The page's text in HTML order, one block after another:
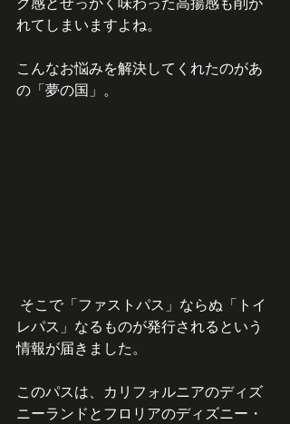
れてしまいますよね。
こんなお悩みを解決してくれたのがあ
の「夢の国」。
レパス」なるものが発行されるという
情報が届きました。
このパスは、カリフォルニアのディズ
ニーランドとフロリアのディズニー・